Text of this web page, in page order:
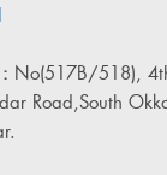
No(517B/518),
Road,South